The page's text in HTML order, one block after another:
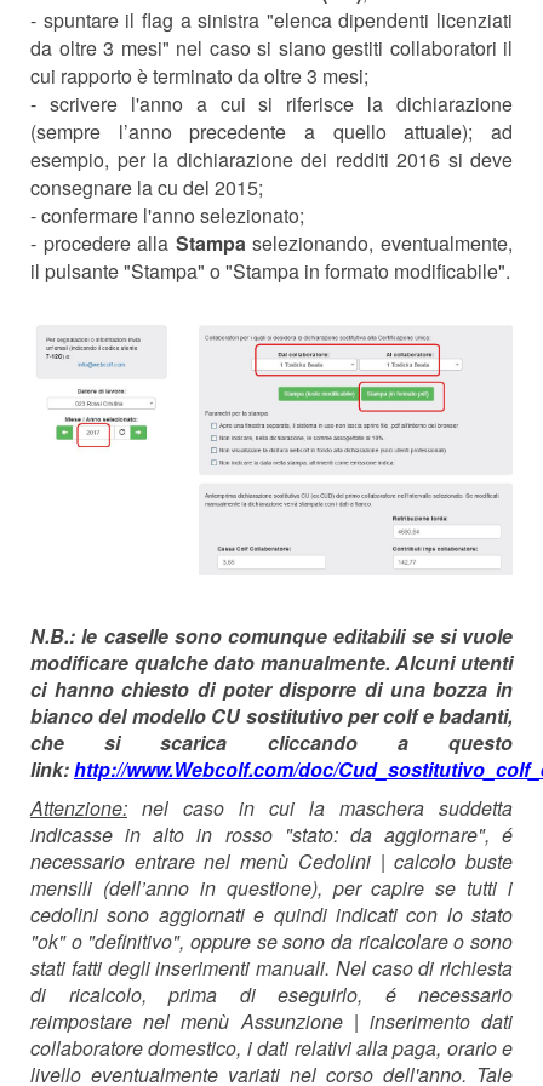
- spuntare il flag a sinistra "elenca dipendenti licenziati
da oltre 3 mesi" nel caso si siano gestiti collaboratori il
cui rapporto è terminato da oltre 3 mesi;
- scrivere l'anno a cui si riferisce la dichiarazione
(sempre l’anno precedente a quello attuale); ad
esempio, per la dichiarazione dei redditi 2016 si deve
consegnare la cu del 2015;
- confermare l'anno selezionato;
- procedere alla Stampaselezionando, eventualmente,
il pulsante "Stampa" o "Stampa in formato modificabile".
N.B.:le caselle sono comunque editabili se si vuole
modificare qualche dato manualmente. Alcuni utenti
ci hanno chiesto di poter disporre di una bozza in
bianco del modello CU sostitutivo per colf e badanti,
che si scarica cliccando a questo
link:http://www.Webcolf.com/doc/
Attenzione: nel caso in cui la maschera suddetta
indicasse in alto in rosso "stato: da aggiornare", é
necessario entrare nel menù Cedolini | calcolo buste
mensili (dell’anno in questione), per capire se tutti i
cedolini sono aggiornati e quindi indicati con lo stato
"ok" o "definitivo", oppure se sono da ricalcolare o sono
stati fatti degli inserimenti manuali. Nel caso di richiesta
di ricalcolo, prima di eseguirlo, é necessario
reimpostare nel menù Assunzione | inserimento dati
collaboratore domestico, i dati relativi alla paga, orario e
livello eventualmente variati nel corso dell'anno. Tale